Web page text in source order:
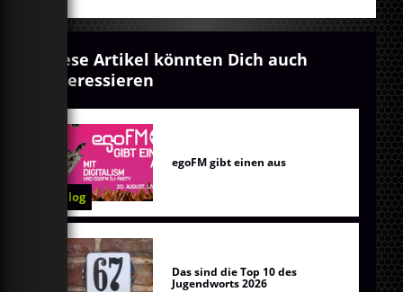
Diese Artikel könnten Dich auch
interessieren
Blog
egoFM gibt einen aus
Das sind die Top 10 des
Jugendworts 2026